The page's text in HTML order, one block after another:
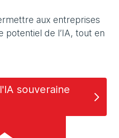
aux entreprises
potentiel de l’IA, tout en
souveraine